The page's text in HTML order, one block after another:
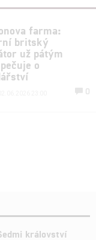
farma:
britský
už pátým
o
0
království